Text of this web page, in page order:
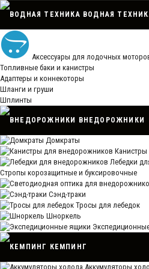
ВОДНАЯ
Аксессуары для лодочных
Топливные баки и канистры
Адаптеры и коннекоторы
Шланги и груши
Шплинты
ВНЕДОРОЖНИКИ
Домкраты
Лебедки
Стропы корозащитные и буксировочные
Сэнд-траки
Тросы для лебедок
Шноркель
КЕМПИНГ
Аккумуляторы